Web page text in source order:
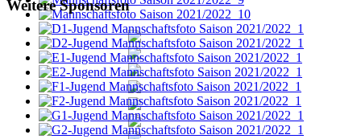
Weitere Sponsoren